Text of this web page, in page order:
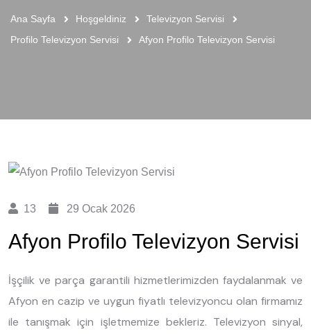
Ana Sayfa Hoşgeldiniz
Televizyon Servisi
Profilo Televizyon Servisi
Afyon Profilo Televizyon Servisi
13 29 Ocak 2026
Afyon Profilo Televizyon Servisi
İşçilik ve parça garantili hizmetlerimizden faydalanmak ve
Afyon en cazip ve uygun fiyatlı televizyoncu olan firmamız
ile tanışmak için işletmemize bekleriz. Televizyon sinyal,